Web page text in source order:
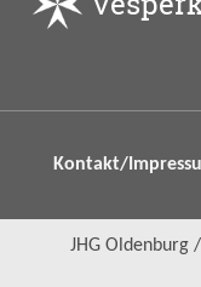
überspringen
Kontakt/
JHG Oldenburg